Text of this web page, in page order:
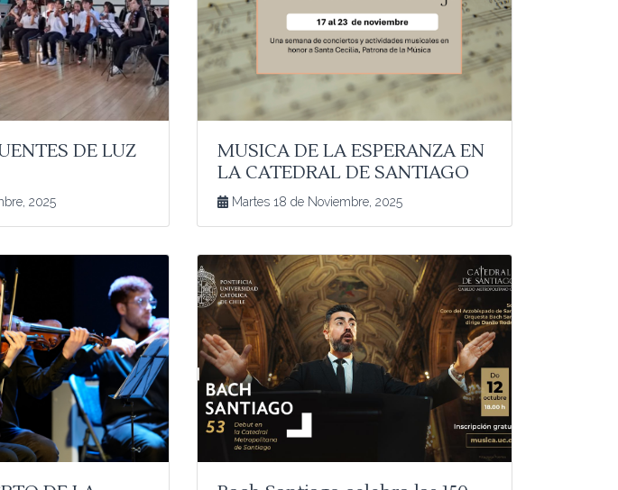
DE LUZ
2025
MUSICA DE LA ESPERANZA EN
LA CATEDRAL DE SANTIAGO
Martes 18 de Noviembre, 2025